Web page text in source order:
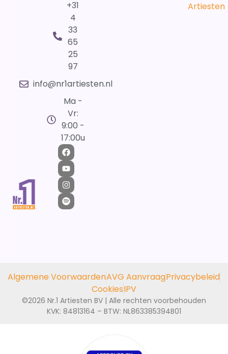
+31
4
33
65
25
97
info@nr1artiesten.nl
Ma -
Vr:
9:00 -
17:00u
Artiesten
Algemene VoorwaardenAVG AanvraagPrivacybeleid
CookiesIPV
©2026 Nr.1 Artiesten BV | Alle rechten voorbehouden
KVK: 84813164 – BTW: NL863385394B01